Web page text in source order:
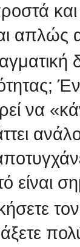
απλώς
να
είναι